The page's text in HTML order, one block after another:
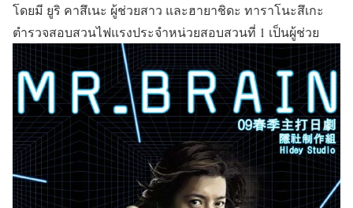
โดยมี ยูริ คาสึเนะ ผู้ช่วยสาว และฮายาชิดะ ทาราโนะสึเกะ
ตำรวจสอบสวนไฟแรงประจำหน่วยสอบสวนที่ 1 เป็นผู้ช่วย